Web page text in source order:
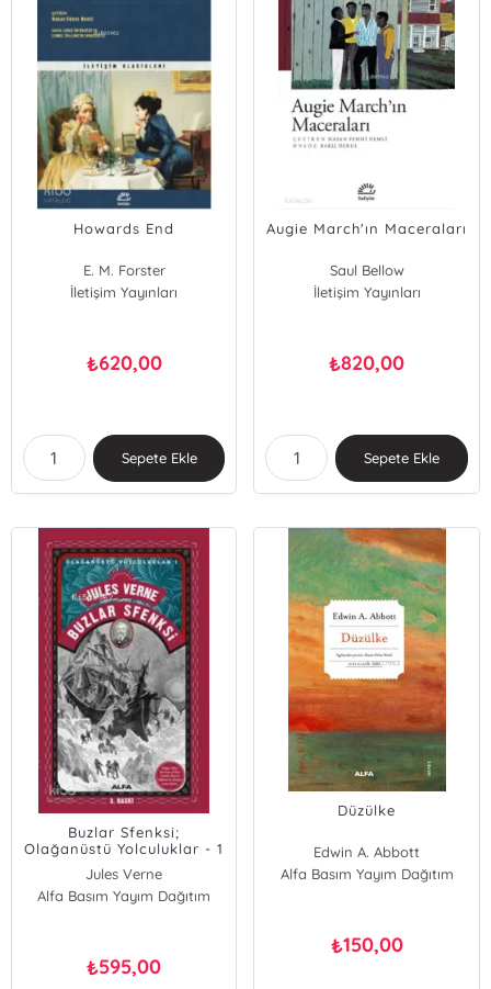
Howards End
E. M. Forster
İletişim Yayınları
₺620,00
Sepete Ekle
Augie March'ın Maceraları
Saul Bellow
İletişim Yayınları
₺820,00
Sepete Ekle
Buzlar Sfenksi;
Olağanüstü Yolculuklar - 1
Jules Verne
Alfa Basım Yayım Dağıtım
₺595,00
Düzülke
Edwin A. Abbott
Alfa Basım Yayım Dağıtım
₺150,00